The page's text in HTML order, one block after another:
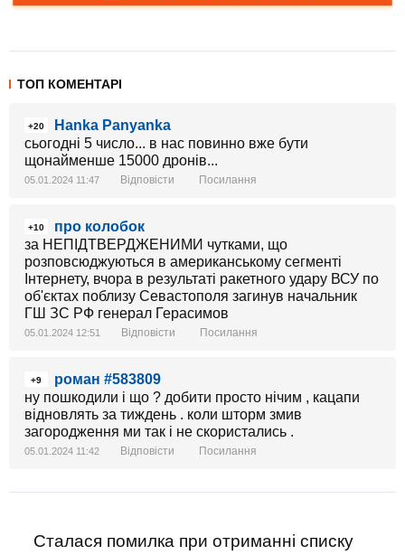
ТОП КОМЕНТАРІ
+20
Hanka Panyanka
сьогодні 5 число... в нас повинно вже бути
щонайменше 15000 дронів...
05.01.2024 11:47 Відповісти Посилання
+10
про колобок
за НЕПІДТВЕРДЖЕНИМИ чутками, що
розповсюджуються в американському сегменті
Інтернету, вчора в результаті ракетного удару ВСУ по
об'єктах поблизу Севастополя загинув начальник
ГШ ЗС РФ генерал Герасимов
05.01.2024 12:51 Відповісти Посилання
+9
роман #583809
ну пошкодили і що ? добити просто нічим , кацапи
відновлять за тиждень . коли шторм змив
загородження ми так і не скористались .
05.01.2024 11:42 Відповісти Посилання
Сталася помилка при отриманні списку